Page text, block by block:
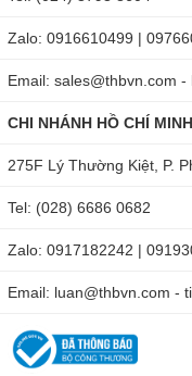
Zalo: 0916610499 |
Email: sales@thbvn.com
CHI NHÁNH HỒ CHÍ MINH
275F Lý Thường Kiệt, P.
Tel: (028) 6686 0682
Zalo: 0917182242 |
Email: luan@thbvn.com -